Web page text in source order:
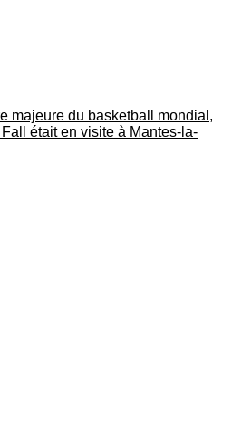
majeure du basketball mondial,
était en visite à Mantes-la-